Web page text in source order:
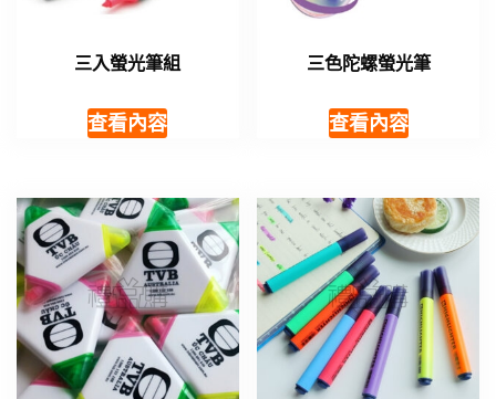
三入螢光筆組
查看內容
三色陀螺螢光筆
查看內容